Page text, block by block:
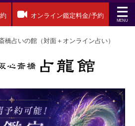
オンライン鑑定料金/予約
橋占いの館（対面＋オンライン占い）